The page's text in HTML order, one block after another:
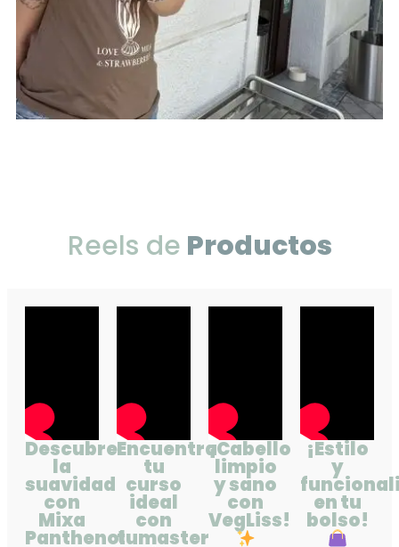
Descubre
la
suavidad
con
Encuentra
tu
curso
ideal
¡Cabello
limpio
y sano
con
¡Estilo
y
en tu